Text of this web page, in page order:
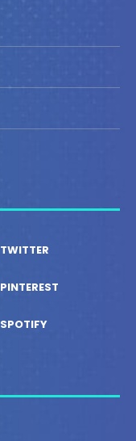
TWITTER
PINTEREST
SPOTIFY